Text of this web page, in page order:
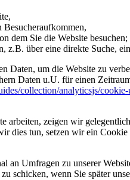
Besucheraufkommen,
dem Sie die Website besuchen;
z.B. über eine direkte Suche,
Daten, um die Website zu
Daten u.U. für einen
collection/analyticsjs/cookie-
arbeiten, zeigen wir
dies tun, setzen wir ein
an Umfragen zu unserer
schicken, wenn Sie später